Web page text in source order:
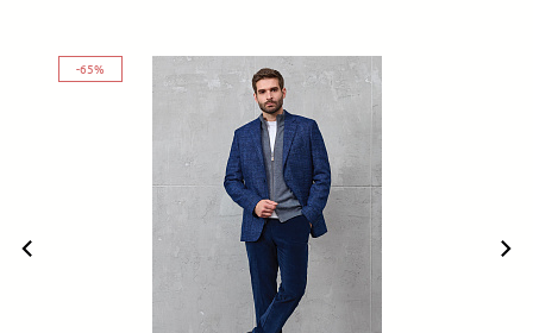
-65%